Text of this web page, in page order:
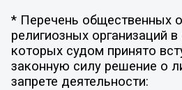
* Перечень общественных
религиозных организаций
которых судом принято
законную силу решение о
запрете деятельности: